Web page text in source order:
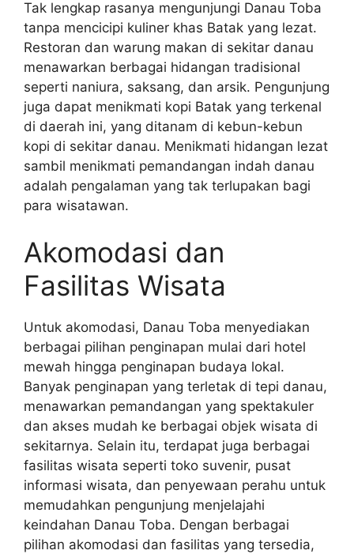
Tak lengkap rasanya mengunjungi Danau Toba
tanpa mencicipi kuliner khas Batak yang lezat.
Restoran dan warung makan di sekitar danau
menawarkan berbagai hidangan tradisional
seperti naniura, saksang, dan arsik. Pengunjung
juga dapat menikmati kopi Batak yang terkenal
di daerah ini, yang ditanam di kebun-kebun
kopi di sekitar danau. Menikmati hidangan lezat
sambil menikmati pemandangan indah danau
adalah pengalaman yang tak terlupakan bagi
para wisatawan.
Akomodasi dan
Fasilitas Wisata
Untuk akomodasi, Danau Toba menyediakan
berbagai pilihan penginapan mulai dari hotel
mewah hingga penginapan budaya lokal.
Banyak penginapan yang terletak di tepi danau,
menawarkan pemandangan yang spektakuler
dan akses mudah ke berbagai objek wisata di
sekitarnya. Selain itu, terdapat juga berbagai
fasilitas wisata seperti toko suvenir, pusat
informasi wisata, dan penyewaan perahu untuk
memudahkan pengunjung menjelajahi
keindahan Danau Toba. Dengan berbagai
pilihan akomodasi dan fasilitas yang tersedia,